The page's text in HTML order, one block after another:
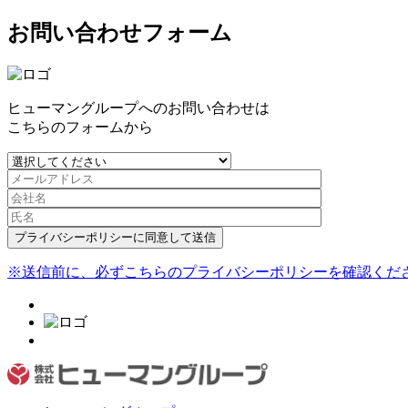
お問い合わせフォーム
ヒューマングループへのお問い合わせは
こちらのフォームから
プライバシーポリシーに同意して送信
※送信前に、必ずこちらのプライバシーポリシーを確認くだ